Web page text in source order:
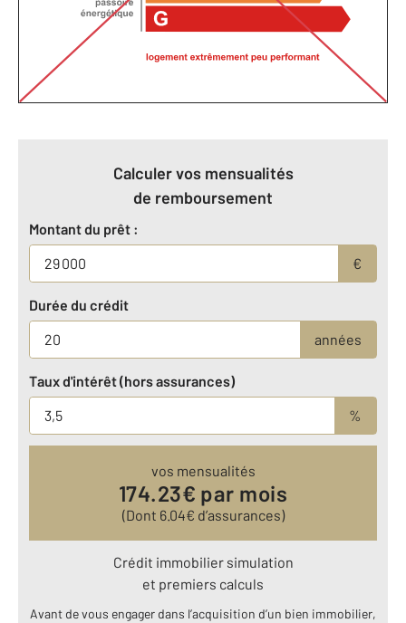
Calculer vos mensualités
de remboursement
Montant du prêt :
€
Durée du crédit
années
Taux d'intérêt (hors assurances)
%
vos mensualités
174.23€ par mois
(Dont 6.04€ d’assurances)
Crédit immobilier simulation
et premiers calculs
Avant de vous engager dans l’acquisition d’un bien immobilier,